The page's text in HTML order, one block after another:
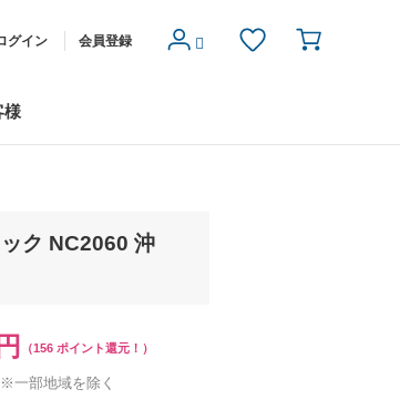
グイン 会員登録
様
ク NC2060 沖
（156 ポイント還元！）
※一部地域を除く